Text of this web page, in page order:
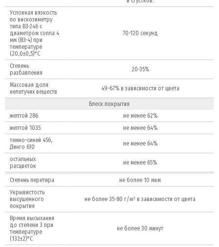
Условная вязкость
по вискозиметру
типа ВЗ-246 с
диаметром сопла 4
мм (ВЗ-4) при
температуре
(20,0±0,5)°С
70-120 секунд
Степень
разбавления
20-35%
Массовая доля
нелетучих веществ
49-67% в зависимости от цвета
Блеск покрытия
желтой 286
не менее 62%
желтой 1035
не менее 64%
темно-синей 456,
Динго 610
не менее 64%
остальных
расцветок
не менее 65%
Степень перетира
не более 10 мкм
Укрывистость
высушенного
покрытия
не более 35-80 г/м² в зависимости от цвета
Время высыхания
до степени 3 при
температуре
(132±2)°С
не более 30 минут